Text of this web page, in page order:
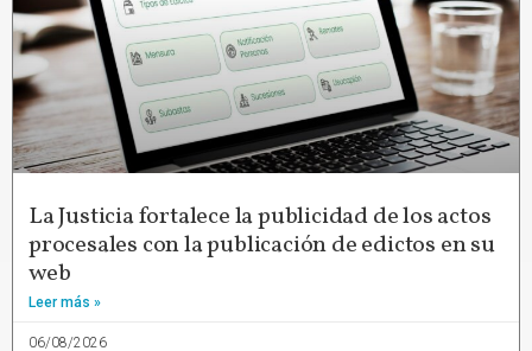
La Justicia fortalece la publicidad de los actos
procesales con la publicación de edictos en su
web
Leer más »
06/08/2026